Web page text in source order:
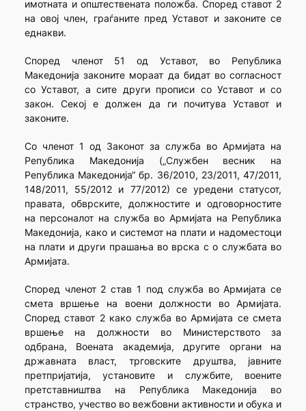
имотната и општествената положба. Според ставот 2
на овој член, граѓаните пред Уставот и законите се
еднакви.
Според членот 51 од Уставот, во Република
Македонија законите мораат да бидат во согласност
со Уставот, а сите други прописи со Уставот и со
закон. Секој е должен да ги почитува Уставот и
законите.
Со членот 1 од Законот за служба во Армијата на
Република Македонија („Службен весник на
Република Македонија“ бр. 36/2010, 23/2011, 47/2011,
148/2011, 55/2012 и 77/2012) се уредени статусот,
правата, обврските, должностите и одговорностите
на персоналот на служба во Армијата на Република
Македонија, како и системот на плати и надоместоци
на плати и други прашања во врска с о службата во
Армијата.
Според членот 2 став 1 под служба во Армијата се
смета вршење на воени должности во Армијата.
Според ставот 2 како служба во Армијата се смета
вршење на должности во Министерството за
одбрана, Воената академија, другите органи на
државната власт, трговските друштва, јавните
претпријатија, установите и службите, воените
претставништва на Република Македонија во
странство, учество во вежбовни активности и обука и